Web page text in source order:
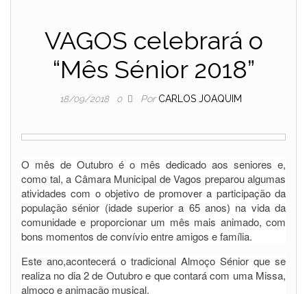
VAGOS celebrará o
“Mês Sénior 2018”
18/09/2018 0 Por CARLOS JOAQUIM
O mês de Outubro é o mês dedicado aos seniores e,
como tal, a Câmara Municipal de Vagos preparou algumas
atividades com o objetivo de promover a participação da
população sénior (idade superior a 65 anos) na vida da
comunidade e proporcionar um mês mais animado, com
bons momentos de convívio entre amigos e família.
Este ano,acontecerá o tradicional Almoço Sénior que se
realiza no dia 2 de Outubro e que contará com uma Missa,
almoço e animação musical.